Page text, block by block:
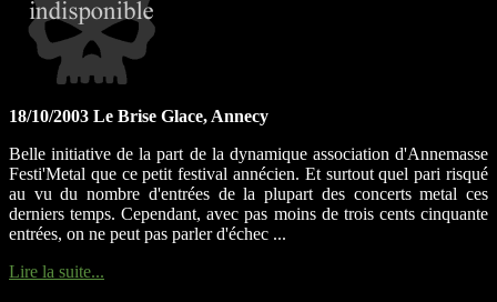
18/10/2003 Le Brise Glace, Annecy
Belle initiative de la part de la dynamique association d'Annemasse
Festi'Metal que ce petit festival annécien. Et surtout quel pari risqué
au vu du nombre d'entrées de la plupart des concerts metal ces
derniers temps. Cependant, avec pas moins de trois cents cinquante
entrées, on ne peut pas parler d'échec ...
Lire la suite...